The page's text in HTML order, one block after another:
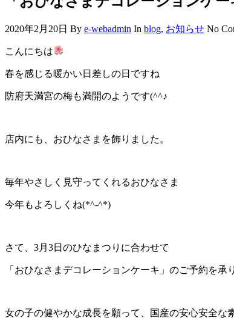
2020年2月20日 By e-webadmin In blog, お知らせ No
こんにちは
春を感じる暖かい日差しの日ですね
防府天満宮の梅も満開のようです(^^♪
店内にも、おひなさまを飾りました。
毎年やさしく見守ってくれるおひなさま
今年もよろしくね(*^-^*)
さて、3月3日のひなまつりに合わせて
「おひなさまデコレーションケーキ」のご予約を承
女の子の健やかな成長を願って、国産の安心安全な